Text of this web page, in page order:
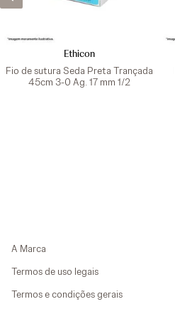
Ethicon
Fio de sutura Seda Preta Trançada
45cm 3-0 Ag. 17 mm 1/2
A Marca
Termos de uso legais
Termos e condições gerais